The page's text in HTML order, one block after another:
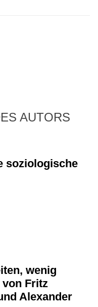
AUTORS
soziologische
wenig
Fritz
Alexander